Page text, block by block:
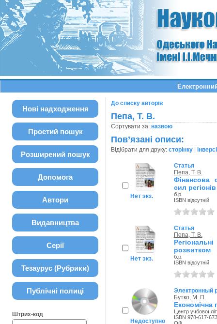
Нові надходження
Простий пошук
Розширений пошук
Допомога
Автори
Видавництва
Серії
Тезаурус (Рубрики)
Публічні полиці
Штрих-код
До списку авторів
Пепа, Т. В.
Сортувати за: назвою
Пов’язані описи:
Відібрати для друку: сторінку|
Нет экз.
Статья
Пепа, Т. В.
Фінансова
сил
б.р.
ISBN відсутній
Нет экз.
Статья
Пепа, Т. В.
розвитком
б.р.
ISBN відсутній
Недоступно
Электронный
Бутко, М. П.
Економічна
Центр учбової
ISBN 978-617-